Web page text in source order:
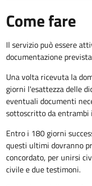
Come fare
Il servizio può essere
documentazione
Una volta ricevuta la
giorni l'esattezza delle
eventuali documenti
sottoscritto da entrambi
Entro i 180 giorni
questi ultimi dovranno
concordato, per unirsi
civilee due testimoni.